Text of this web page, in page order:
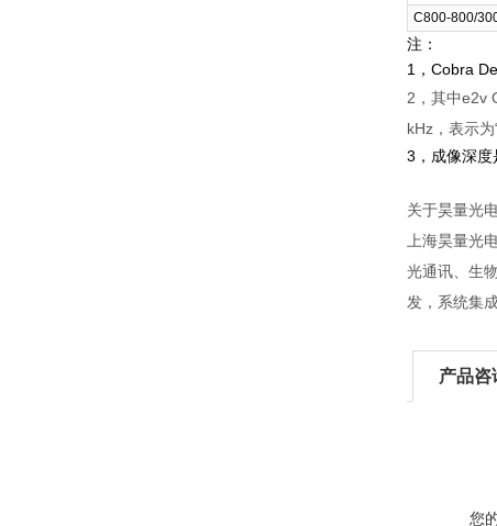
C800-800/
注：
1，Cobra
2，其中e2v
kHz，表示为
3，成像深度
关于昊量光电
上海昊量光
光通讯、生
发，系统集
产品咨
您